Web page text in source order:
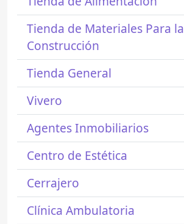
Tienda de Materiales Para la
Construcción
Tienda General
Vivero
Agentes Inmobiliarios
Centro de Estética
Cerrajero
Clínica Ambulatoria